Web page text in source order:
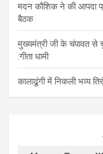
मदन कौशिक ने की आपदा
बैठक
मुख्यमंत्री जी के चंपावत से
:गीता धामी
कालाढूंगी में निकली भव्य